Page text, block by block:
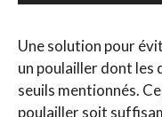
Une solution pour
un poulailler dont les
seuils mentionnés.
poulailler soit